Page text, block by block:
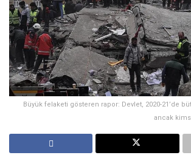
Büyük felaketi gösteren rapor: Devlet, 2020-21’de
ancak